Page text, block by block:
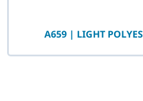
A659 | LIGHT